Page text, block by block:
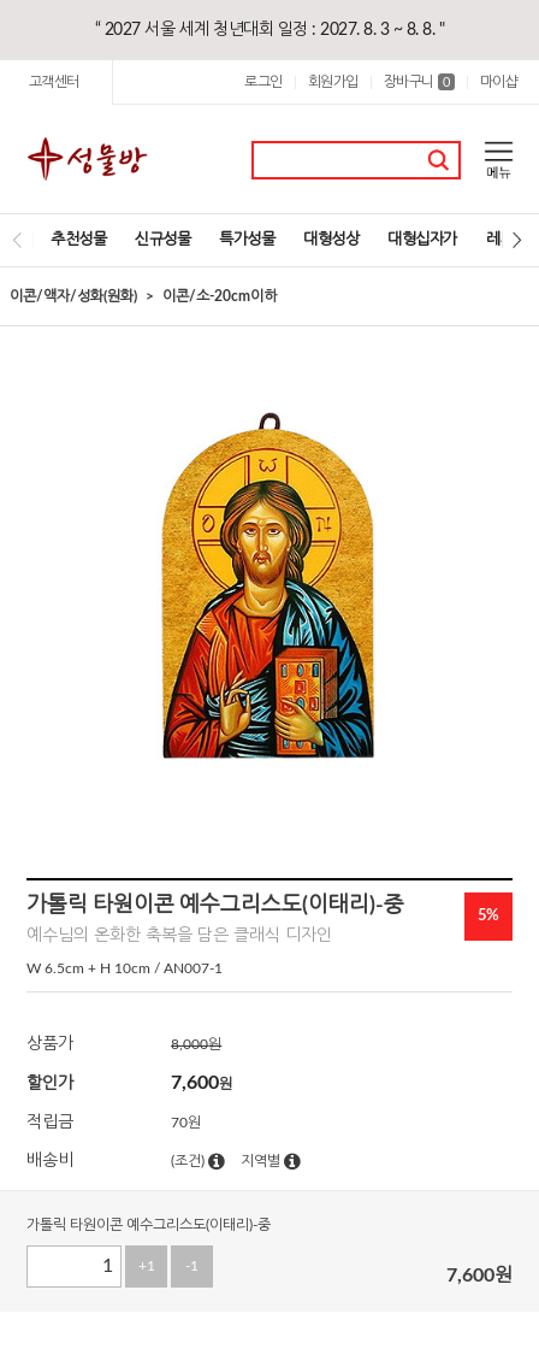
“ 2027 서울 세계 청년대회 일정 : 2027. 8. 3 ~ 8. 8. "
고객센터 로그인 회원가입 장바구니 0 마이샵
추천성물 신규성물 특가성물 대형성상 대형십자가 레지오
이콘/액자/성화(원화) 이콘/소-20cm이하
가톨릭 타원이콘 예수그리스도(이태리)-중
예수님의 온화한 축복을 담은 클래식 디자인
W 6.5cm + H 10cm / AN007-1
5%
상품가 8,000원
할인가 7,600원
적립금 70원
배송비 (조건) 지역별
가톨릭 타원이콘 예수그리스도(이태리)-중
+1 -1 7,600원